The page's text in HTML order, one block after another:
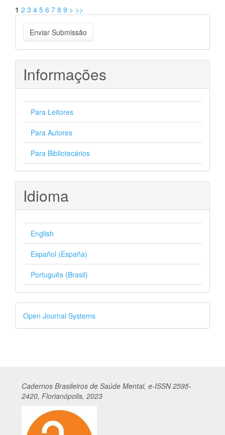
1 2 3 4 5 6 7 8 9 > >>
Enviar
Submissão
Enviar Submissão
Informações
Para Leitores
Para Autores
Para Bibliotecários
Idioma
English
Español (España)
Português (Brasil)
Desenvolvido
por
Open Journal Systems
Cadernos Brasileiros de Saúde Mental, e-ISSN 2595-
2420, Florianópolis, 2023